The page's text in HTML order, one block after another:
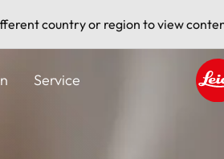
country or region to view
Service